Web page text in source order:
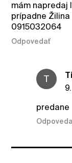
mám napredaj
prípadne
0915032064
Odpovedať
T
predane